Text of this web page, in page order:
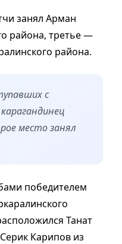
занял Арман
района, третье —
района.
с
место занял
победителем
Танат
Карипов из